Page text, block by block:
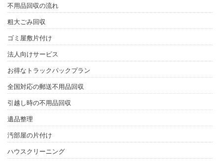
不用品回収の流れ
粗大ごみ回収
ゴミ屋敷片付け
法人向けサービス
お得なトラックパックプラン
全国対応の郵送不用品回収
引越し時の不用品回収
遺品整理
汚部屋の片付け
ハウスクリーニング